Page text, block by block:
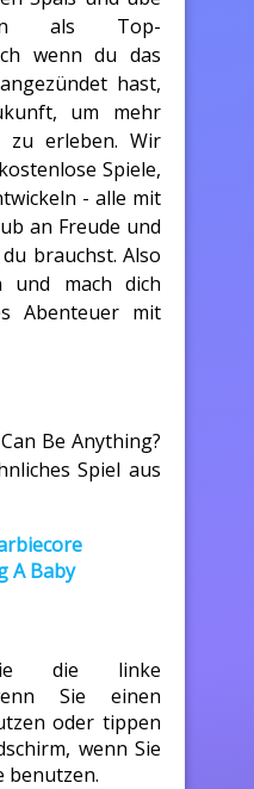
als Top-
wenn du das
hast,
um mehr
zu erleben. Wir
Spiele,
- alle mit
an Freude und
brauchst. Also
und mach dich
Abenteuer mit
Be Anything?
Spiel aus
A Baby
die linke
Sie einen
oder tippen
wenn Sie
benutzen.